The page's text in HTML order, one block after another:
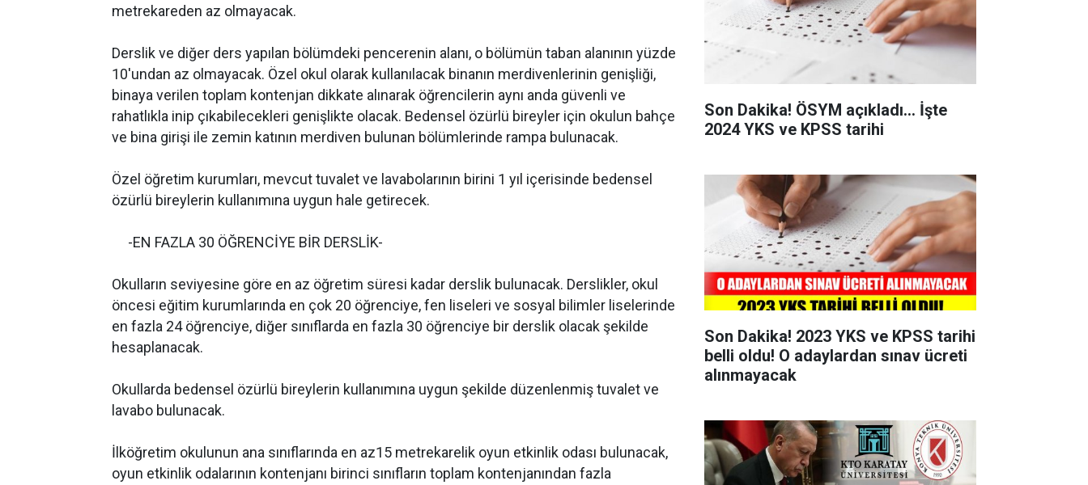
metrekareden az olmayacak.
Derslik ve diğer ders yapılan bölümdeki pencerenin alanı, o bölümün taban alanının yüzde
10'undan az olmayacak. Özel okul olarak kullanılacak binanın merdivenlerinin genişliği,
binaya verilen toplam kontenjan dikkate alınarak öğrencilerin aynı anda güvenli ve
rahatlıkla inip çıkabilecekleri genişlikte olacak. Bedensel özürlü bireyler için okulun bahçe
ve bina girişi ile zemin katının merdiven bulunan bölümlerinde rampa bulunacak.
Özel öğretim kurumları, mevcut tuvalet ve lavabolarının birini 1 yıl içerisinde bedensel
özürlü bireylerin kullanımına uygun hale getirecek.
-EN FAZLA 30 ÖĞRENCİYE BİR DERSLİK-
Okulların seviyesine göre en az öğretim süresi kadar derslik bulunacak. Derslikler, okul
öncesi eğitim kurumlarında en çok 20 öğrenciye, fen liseleri ve sosyal bilimler liselerinde
en fazla 24 öğrenciye, diğer sınıflarda en fazla 30 öğrenciye bir derslik olacak şekilde
hesaplanacak.
Okullarda bedensel özürlü bireylerin kullanımına uygun şekilde düzenlenmiş tuvalet ve
lavabo bulunacak.
İlköğretim okulunun ana sınıflarında en az15 metrekarelik oyun etkinlik odası bulunacak,
oyun etkinlik odalarının kontenjanı birinci sınıfların toplam kontenjanından fazla
Son Dakika! ÖSYM açıkladı... İşte
2024 YKS ve KPSS tarihi
Son Dakika! 2023 YKS ve KPSS tarihi
belli oldu! O adaylardan sınav ücreti
alınmayacak